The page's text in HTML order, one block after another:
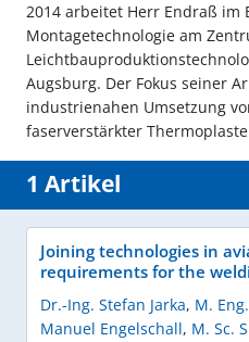
2014 arbeitet Herr Endraß im
Montagetechnologie am
Augsburg. Der Fokus seiner
industrienahen Umsetzung
faserverstärkter
1 Artikel
Joining technologies in
requirements for the
Dr.-Ing. Stefan Jarka, M.
Manuel Engelschall, M. Sc.